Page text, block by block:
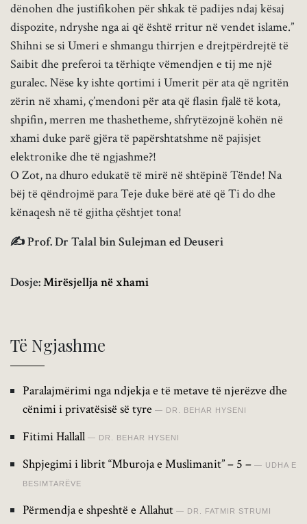
dënohen dhe justifikohen për shkak të padijes ndaj kësaj
dispozite, ndryshe nga ai që është rritur në vendet islame.”
Shihni se si Umeri e shmangu thirrjen e drejtpërdrejtë të
Saibit dhe preferoi ta tërhiqte vëmendjen e tij me një
guralec. Nëse ky ishte qortimi i Umerit për ata që ngritën
zërin në xhami, ç’mendoni për ata që flasin fjalë të kota,
shpifin, merren me thashetheme, shfrytëzojnë kohën në
xhami duke parë gjëra të papërshtatshme në pajisjet
elektronike dhe të ngjashme?!
O Zot, na dhuro edukatë të mirë në shtëpinë Tënde! Na
bëj të qëndrojmë para Teje duke bërë atë që Ti do dhe
kënaqesh në të gjitha çështjet tona!
✍ Prof. Dr Talal bin Sulejman ed Deuseri
Dosje:Mirësjellja në xhami
Të Ngjashme
Paralajmërimi nga ndjekja e të metave të njerëzve dhe
cënimi i privatësisë së tyre
DR. BEHAR HYSENI
Fitimi Hallall DR. BEHAR HYSENI
Shpjegimi i librit “Mburoja e Muslimanit” – 5 – UDHA E
BESIMTARËVE
Përmendja e shpeshtë e Allahut DR. FATMIR STRUMI